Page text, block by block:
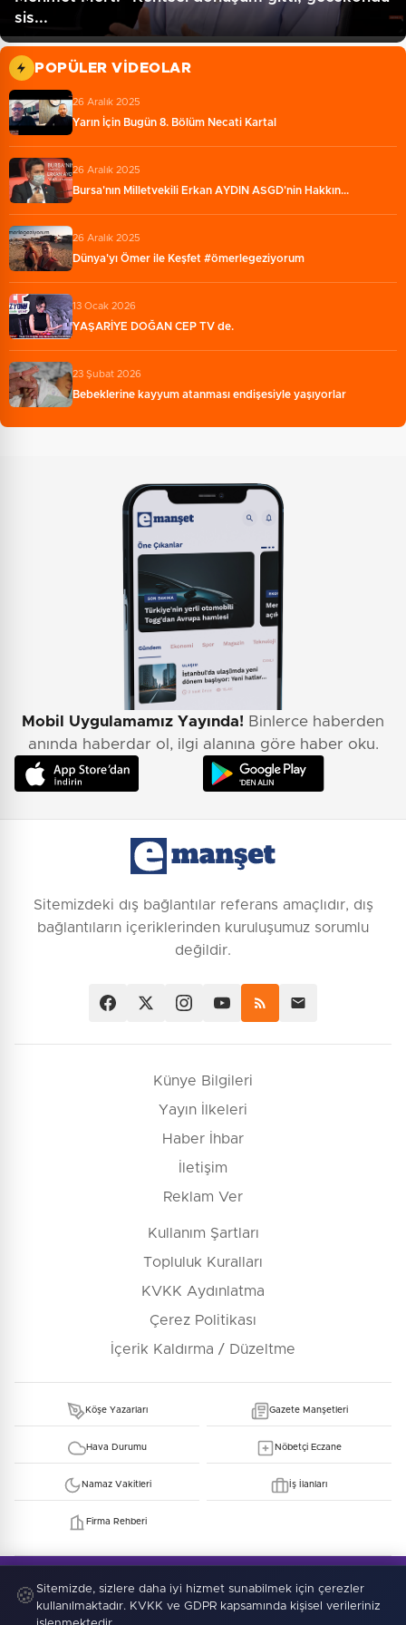
sis...
POPÜLER VIDEOLAR
26 Aralık 2025
Yarın İçin Bugün 8. Bölüm Necati Kartal
26 Aralık 2025
Bursa'nın Milletvekili Erkan AYDIN ASGD'nin Hakkın...
26 Aralık 2025
Dünya'yı Ömer ile Keşfet #ömerlegeziyorum
13 Ocak 2026
YAŞARİYE DOĞAN CEP TV de.
23 Şubat 2026
Bebeklerine kayyum atanması endişesiyle yaşıyorlar
Mobil Uygulamamız Yayında! Binlerce haberden
anında haberdar ol, ilgi alanına göre haber oku.
Sitemizdeki dış bağlantılar referans amaçlıdır, dış
bağlantıların içeriklerinden kuruluşumuz sorumlu
değildir.
Künye Bilgileri
Yayın İlkeleri
Haber İhbar
İletişim
Reklam Ver
Kullanım Şartları
Topluluk Kuralları
KVKK Aydınlatma
Çerez Politikası
İçerik Kaldırma / Düzeltme
Köşe Yazarları Gazete Manşetleri
Hava Durumu Nöbetçi Eczane
Namaz Vakitleri İş İlanları
Firma Rehberi
🍪 Sitemizde, sizlere daha iyi hizmet sunabilmek için çerezler
kullanılmaktadır. KVKK ve GDPR kapsamında kişisel verileriniz
Çerez Politikası